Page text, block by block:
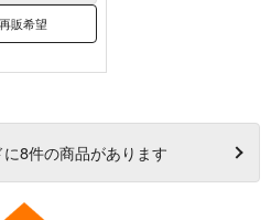
再販希望
8件の商品があります